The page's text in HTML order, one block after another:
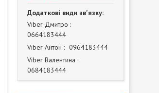
Vіber Дмитро
0664183444
Vіber Антон
0964183444
Vіber Валентина
0684183444